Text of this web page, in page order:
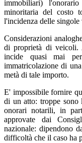
immobiliari)
minoritaria del costo
l'incidenza delle
Considerazioni
di proprietà di veicoli.
incide quasi mai
immatricolazione di
metà di tale importo.
E' impossibile fornire
di un atto: troppe sono
onorari notarili, in
approvate dai
nazionale: dipendono
difficoltà che il caso ha